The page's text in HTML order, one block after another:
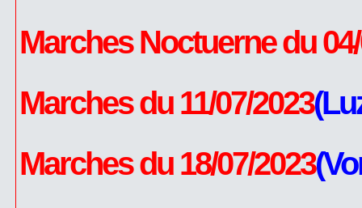
Marches Noctuerne du
Marches du 11/07/2023
Marches du 18/07/2023